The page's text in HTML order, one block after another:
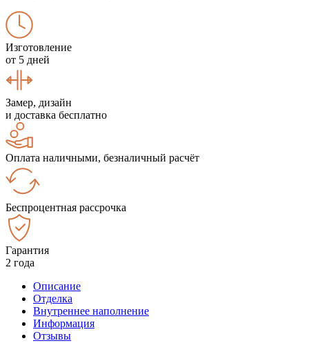
Изготовление
от 5 дней
Замер, дизайн
и доставка бесплатно
Оплата наличными, безналичный расчёт
Беспроцентная рассрочка
Гарантия
2 года
Описание
Отделка
Внутреннее наполнение
Информация
Отзывы